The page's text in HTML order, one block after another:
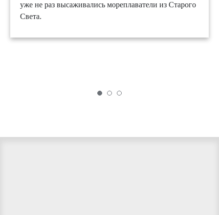
уже не раз высаживались мореплаватели из Старого
Света.